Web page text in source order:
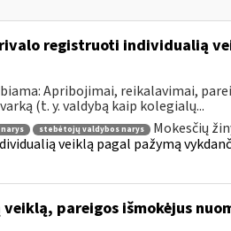
registruoti individualią
Apribojimai, reikalavimai,
(t. y. valdybą kaip kolegialų...
stebėtojų valdybos narys Mokesčių
veiklą pagal pažymą
pareigos išmokėjus